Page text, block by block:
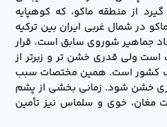
از منطقه ماکو، که کوهپایه
در شمال غربی ایران بین ترکیه
جماهیر شوروی سابق است، قرار
ولی قدری خشن تر و زبرتر از
کشور است. همین مختصات سبب
خشن شود. زمانی بخشی از پشم
مغان، خوی و سلماس نیز تأمین